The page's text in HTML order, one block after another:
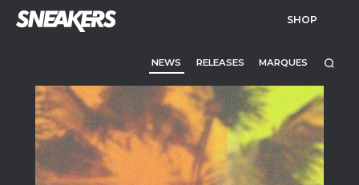
SHOP
NEWS RELEASES MARQUES